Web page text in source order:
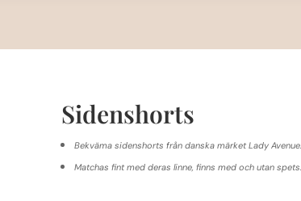
Sidenshorts
Bekväma sidenshorts från danska märket Lady Avenue.
Matchas fint med deras linne, finns med och utan spets.